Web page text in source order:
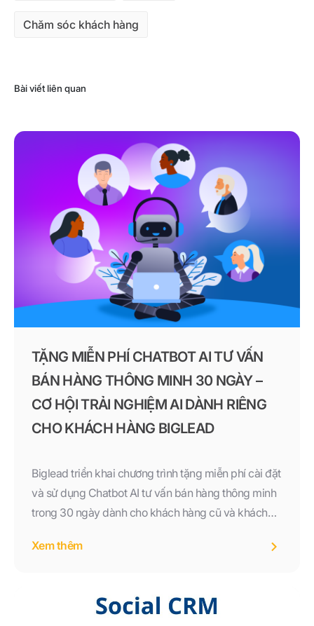
Chăm sóc khách hàng
Bài viết liên quan
TẶNG MIỄN PHÍ CHATBOT AI TƯ VẤN
BÁN HÀNG THÔNG MINH 30 NGÀY –
CƠ HỘI TRẢI NGHIỆM AI DÀNH RIÊNG
CHO KHÁCH HÀNG BIGLEAD
Biglead triển khai chương trình tặng miễn phí cài đặt
và sử dụng Chatbot AI tư vấn bán hàng thông minh
trong 30 ngày dành cho khách hàng cũ và khách
trước ngày 31/08 để trải nghiệm giải pháp AI hỗ trợ
Xem thêm